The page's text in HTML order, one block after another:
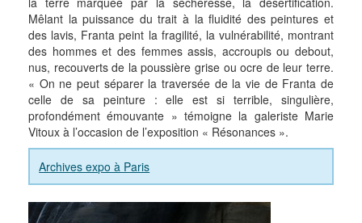
Mêlant la puissance du trait à la fluidité des peintures et
des lavis, Franta peint la fragilité, la vulnérabilité, montrant
des hommes et des femmes assis, accroupis ou debout,
nus, recouverts de la poussière grise ou ocre de leur terre.
« On ne peut séparer la traversée de la vie de Franta de
celle de sa peinture : elle est si terrible, singulière,
profondément émouvante » témoigne la galeriste Marie
Vitoux à l’occasion de l’exposition « Résonances ».
Archives expo à Paris